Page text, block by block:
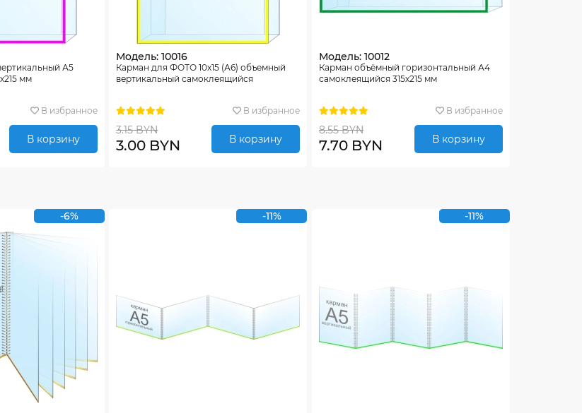
А5
мм
В избранное
В корзину
Модель: 10016
Карман для ФОТО 10х15 (А6) объемный
вертикальный самоклеящийся
В избранное
3.15 BYN
3.00 BYN В корзину
Модель: 10012
Карман объёмный горизонтальный А4
самоклеящийся 315х215 мм
В избранное
8.55 BYN
7.70 BYN В корзину
-6% -11% -11%